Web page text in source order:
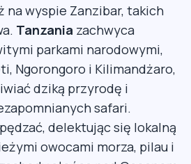
na wyspie Zanzibar, takich
Tanzania zachwyca
parkami narodowymi,
Ngorongoro i Kilimandżaro,
dziką przyrodę i
safari.
delektując się lokalną
owocami morza, pilau i